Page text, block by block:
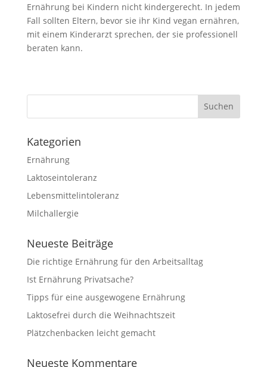
Ernährung bei Kindern nicht kindergerecht. In jedem
Fall sollten Eltern, bevor sie ihr Kind vegan ernähren,
mit einem Kinderarzt sprechen, der sie professionell
beraten kann.
Kategorien
Ernährung
Laktoseintoleranz
Lebensmittelintoleranz
Milchallergie
Neueste Beiträge
Die richtige Ernährung für den Arbeitsalltag
Ist Ernährung Privatsache?
Tipps für eine ausgewogene Ernährung
Laktosefrei durch die Weihnachtszeit
Plätzchenbacken leicht gemacht
Neueste Kommentare